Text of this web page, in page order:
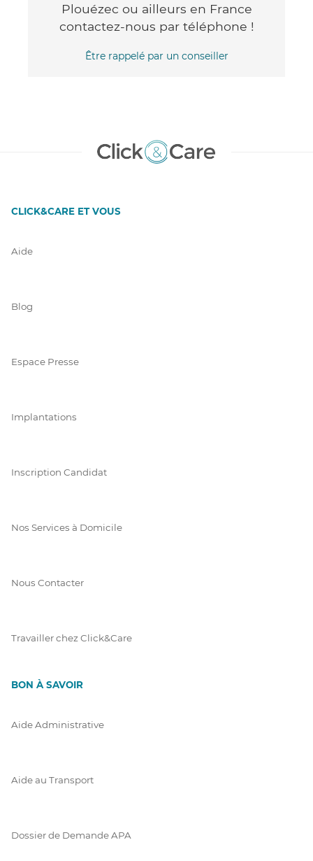
Plouézec ou ailleurs en France
contactez-nous par téléphone !
Être rappelé par un conseiller
CLICK&CARE ET VOUS
Aide
Blog
Espace Presse
Implantations
Inscription Candidat
Nos Services à Domicile
Nous Contacter
Travailler chez Click&Care
BON À SAVOIR
Aide Administrative
Aide au Transport
Dossier de Demande APA